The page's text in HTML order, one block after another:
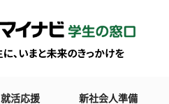
就活応援 新社会人準備